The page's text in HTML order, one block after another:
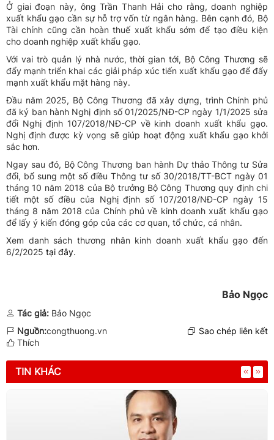
Ở giai đoạn này, ông Trần Thanh Hải cho rằng, doanh nghiệp
xuất khẩu gạo cần sự hỗ trợ vốn từ ngân hàng. Bên cạnh đó, Bộ
Tài chính cũng cần hoàn thuế xuất khẩu sớm để tạo điều kiện
cho doanh nghiệp xuất khẩu gạo.
Với vai trò quản lý nhà nước, thời gian tới, Bộ Công Thương sẽ
đẩy mạnh triển khai các giải pháp xúc tiến xuất khẩu gạo để đẩy
mạnh xuất khẩu mặt hàng này.
Đầu năm 2025, Bộ Công Thương đã xây dựng, trình Chính phủ
đã ký ban hành Nghị định số 01/2025/NĐ-CP ngày 1/1/2025 sửa
đổi Nghị định 107/2018/NĐ-CP về kinh doanh xuất khẩu gạo.
Nghị định được kỳ vọng sẽ giúp hoạt động xuất khẩu gạo khởi
sắc hơn.
Ngay sau đó, Bộ Công Thương ban hành Dự thảo Thông tư Sửa
đổi, bổ sung một số điều Thông tư số 30/2018/TT-BCT ngày 01
tháng 10 năm 2018 của Bộ trưởng Bộ Công Thương quy định chi
tiết một số điều của Nghị định số 107/2018/NĐ-CP ngày 15
tháng 8 năm 2018 của Chính phủ về kinh doanh xuất khẩu gạo
để lấy ý kiến đóng góp của các cơ quan, tổ chức, cá nhân.
Xem danh sách thương nhân kinh doanh xuất khẩu gạo đến
6/2/2025 tại đây.
Bảo Ngọc
Tác giả: Bảo Ngọc
Nguồn:congthuong.vn
Sao chép liên kết
Thích
TIN KHÁC